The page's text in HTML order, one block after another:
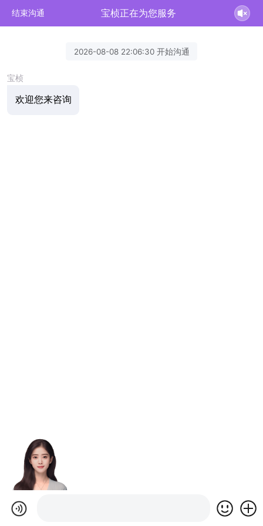
结束沟通 宝桢正在为您服务
2026-08-08 22:06:30 开始沟通
宝桢
欢迎您来咨询